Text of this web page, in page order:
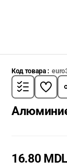
Код товара :
16.80 MDL